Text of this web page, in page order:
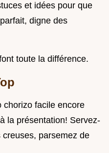
et idées pour que
digne des
toute la différence.
chorizo facile encore
la présentation! Servez-
creuses, parsemez de